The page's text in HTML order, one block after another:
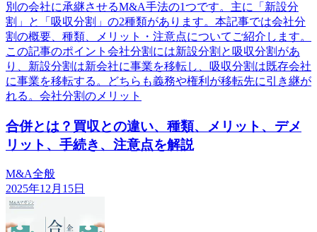
別の会社に承継させるM&A手法の1つです。主に「新設分
割」と「吸収分割」の2種類があります。本記事では会社分
割の概要、種類、メリット・注意点についてご紹介します。
この記事のポイント会社分割には新設分割と吸収分割があ
り、新設分割は新会社に事業を移転し、吸収分割は既存会社
に事業を移転する。どちらも義務や権利が移転先に引き継が
れる。会社分割のメリット
合併とは？買収との違い、種類、メリット、デメ
リット、手続き、注意点を解説
M&A全般
2025年12月15日